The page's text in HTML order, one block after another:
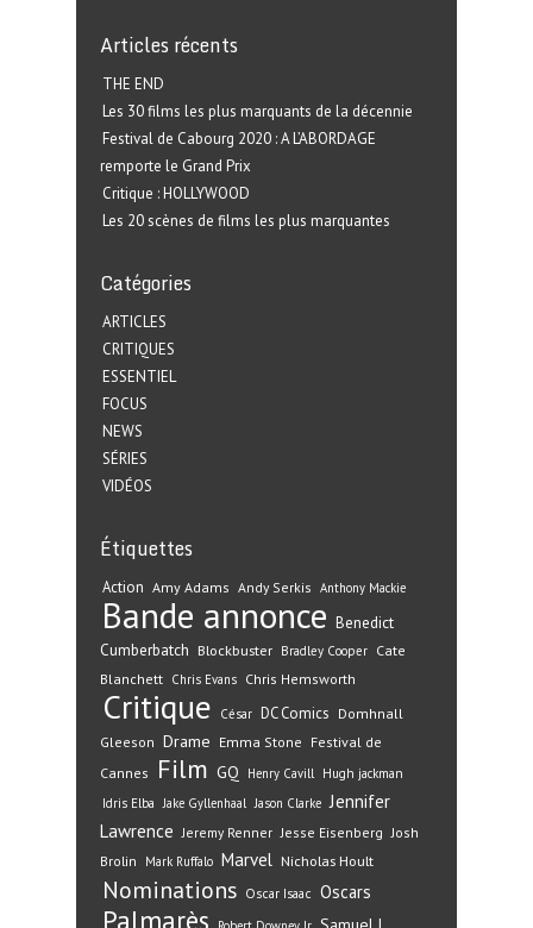
Articles récents
THE END
Les 30 films les plus marquants de la décennie
Festival de Cabourg 2020 : A L’ABORDAGE
remporte le Grand Prix
Critique : HOLLYWOOD
Les 20 scènes de films les plus marquantes
Catégories
ARTICLES
CRITIQUES
ESSENTIEL
FOCUS
NEWS
SÉRIES
VIDÉOS
Étiquettes
Action Amy Adams Andy Serkis Anthony Mackie
Bande annonce Benedict
Cumberbatch Blockbuster Bradley Cooper Cate
Blanchett Chris Evans Chris Hemsworth
Critique César DC Comics Domhnall
Gleeson Drame Emma Stone Festival de
Cannes
Film GQ Henry Cavill Hugh jackman
Idris Elba Jake Gyllenhaal Jason Clarke Jennifer
Lawrence Jeremy Renner Jesse Eisenberg Josh
Brolin
Mark Ruffalo Marvel Nicholas Hoult
Nominations Oscar Isaac Oscars
Palmarès